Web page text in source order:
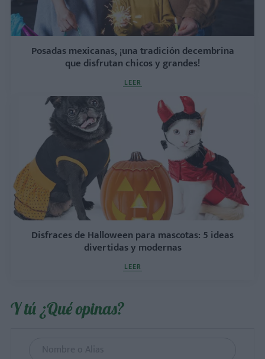
Posadas mexicanas, ¡una tradición decembrina
que disfrutan chicos y grandes!
LEER
Disfraces de Halloween para mascotas: 5 ideas
divertidas y modernas
LEER
Y tú ¿Qué opinas?